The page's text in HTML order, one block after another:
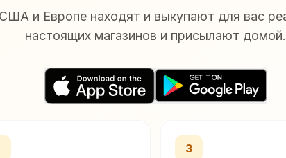
и Европе находят и выкупают для вас
настоящих магазинов и присылают домой.
3